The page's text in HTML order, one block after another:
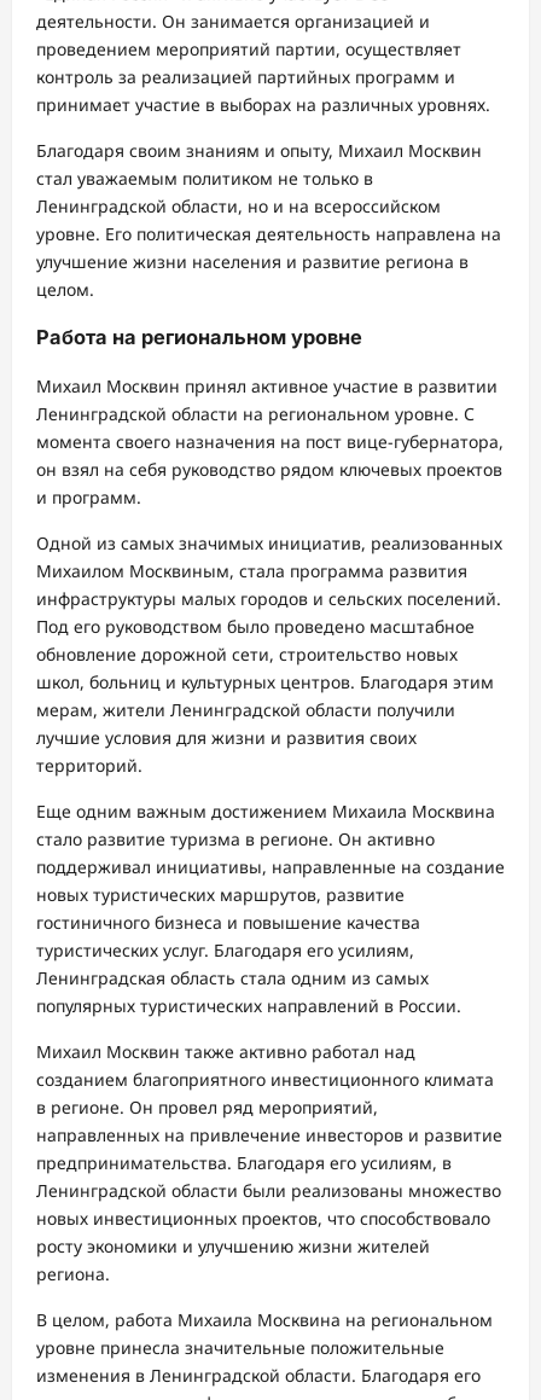
деятельности. Он занимается организацией и
проведением мероприятий партии, осуществляет
контроль за реализацией партийных программ и
принимает участие в выборах на различных уровнях.
Благодаря своим знаниям и опыту, Михаил Москвин
стал уважаемым политиком не только в
Ленинградской области, но и на всероссийском
уровне. Его политическая деятельность направлена на
улучшение жизни населения и развитие региона в
целом.
Работа на региональном уровне
Михаил Москвин принял активное участие в развитии
Ленинградской области на региональном уровне. С
момента своего назначения на пост вице-губернатора,
он взял на себя руководство рядом ключевых проектов
и программ.
Одной из самых значимых инициатив, реализованных
Михаилом Москвиным, стала программа развития
инфраструктуры малых городов и сельских поселений.
Под его руководством было проведено масштабное
обновление дорожной сети, строительство новых
школ, больниц и культурных центров. Благодаря этим
мерам, жители Ленинградской области получили
лучшие условия для жизни и развития своих
территорий.
Еще одним важным достижением Михаила Москвина
стало развитие туризма в регионе. Он активно
поддерживал инициативы, направленные на создание
новых туристических маршрутов, развитие
гостиничного бизнеса и повышение качества
туристических услуг. Благодаря его усилиям,
Ленинградская область стала одним из самых
популярных туристических направлений в России.
Михаил Москвин также активно работал над
созданием благоприятного инвестиционного климата
в регионе. Он провел ряд мероприятий,
направленных на привлечение инвесторов и развитие
предпринимательства. Благодаря его усилиям, в
Ленинградской области были реализованы множество
новых инвестиционных проектов, что способствовало
росту экономики и улучшению жизни жителей
региона.
В целом, работа Михаила Москвина на региональном
уровне принесла значительные положительные
изменения в Ленинградской области. Благодаря его